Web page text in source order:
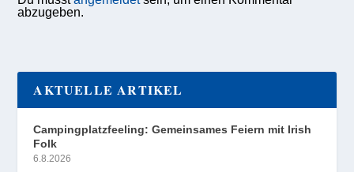
abzugeben.
AKTUELLE ARTIKEL
Campingplatzfeeling: Gemeinsames Feiern mit Irish
Folk
6.8.2026